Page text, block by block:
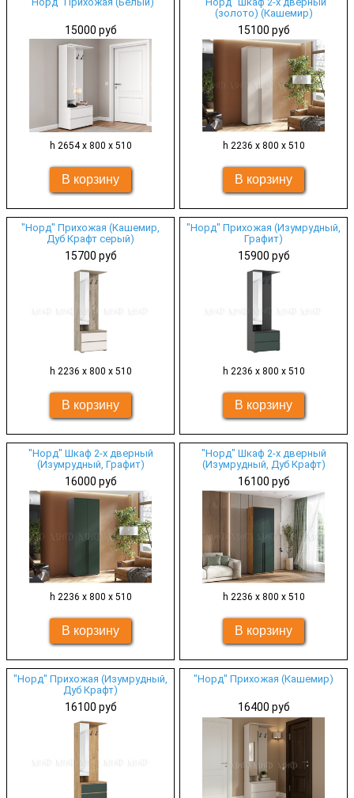
15000 руб
h 2654 х 800 х 510
(золото) (Кашемир)
15100 руб
h 2236 х 800 х 510
"Норд" Прихожая (Кашемир,
Дуб Крафт серый)
15700 руб
h 2236 х 800 х 510
"Норд" Прихожая (Изумрудный,
Графит)
15900 руб
h 2236 х 800 х 510
"Норд" Шкаф 2-х дверный
(Изумрудный, Графит)
16000 руб
h 2236 х 800 х 510
"Норд" Шкаф 2-х дверный
(Изумрудный, Дуб Крафт)
16100 руб
h 2236 х 800 х 510
"Норд" Прихожая (Изумрудный,
Дуб Крафт)
16100 руб
"Норд" Прихожая (Кашемир)
16400 руб